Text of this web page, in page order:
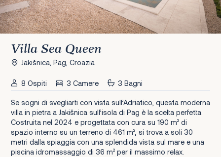
Villa Sea Queen
Jakišnica, Pag, Croazia
8 Ospiti 3 Camere 3 Bagni
Se sogni di svegliarti con vista sull’Adriatico, questa moderna
villa in pietra a Jakišnica sull’isola di Pag è la scelta perfetta.
Costruita nel 2024 e progettata con cura su 190 m² di
spazio interno su un terreno di 461 m², si trova a soli 30
metri dalla spiaggia con una splendida vista sul mare e una
piscina idromassaggio di 36 m² per il massimo relax.